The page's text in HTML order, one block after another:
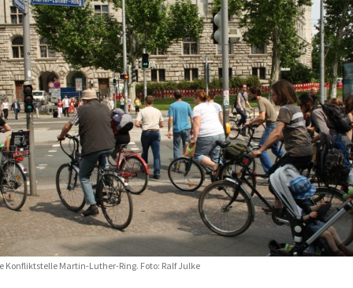
Konfliktstelle Martin-Luther-Ring. Foto: Ralf Julke